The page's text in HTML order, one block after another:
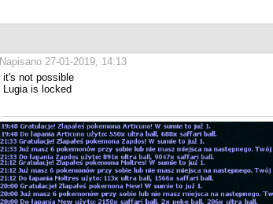
Napisano 27-01-2019, 14:13
it's not possible
Lugia is locked